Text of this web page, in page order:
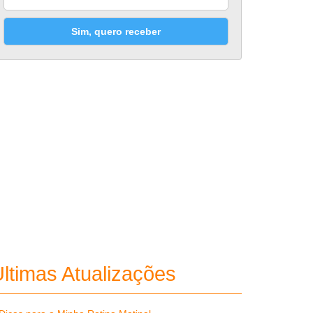
Sim, quero receber
Atualizações